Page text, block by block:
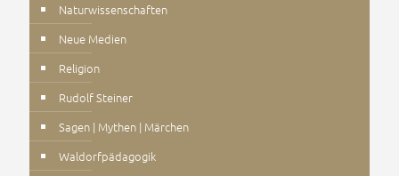
Naturwissenschaften
Neue Medien
Religion
Rudolf Steiner
Sagen | Mythen | Märchen
Waldorfpädagogik